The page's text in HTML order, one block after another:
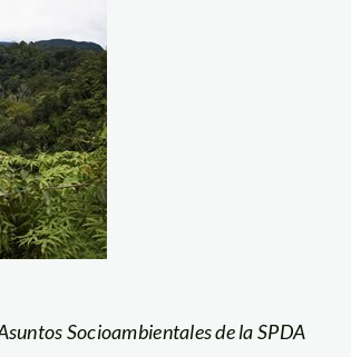
Socioambientales de la SPDA